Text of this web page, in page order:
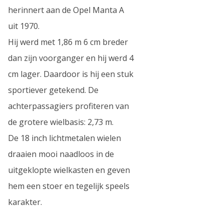
herinnert aan de Opel Manta A
uit 1970.
Hij werd met 1,86 m 6 cm breder
dan zijn voorganger en hij werd 4
cm lager. Daardoor is hij een stuk
sportiever getekend. De
achterpassagiers profiteren van
de grotere wielbasis: 2,73 m.
De 18 inch lichtmetalen wielen
draaien mooi naadloos in de
uitgeklopte wielkasten en geven
hem een stoer en tegelijk speels
karakter.